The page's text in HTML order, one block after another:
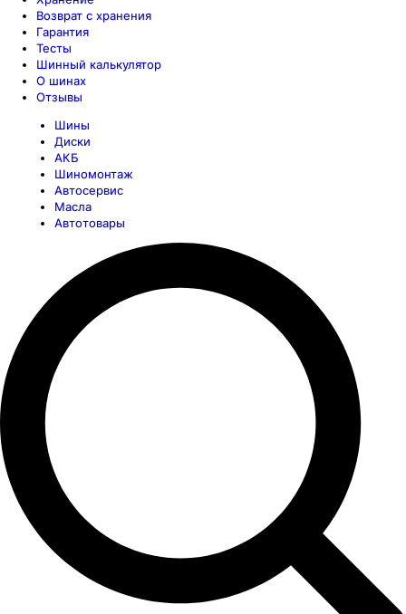
Возврат с хранения
Гарантия
Тесты
Шинный калькулятор
О шинах
Отзывы
Шины
Диски
АКБ
Шиномонтаж
Автосервис
Масла
Автотовары